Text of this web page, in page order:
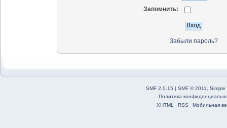
Запомнить:
Забыли пароль?
SMF 2.0.15 | SMF © 2011
Simple
Политика
XHTML
RSS Мобильная